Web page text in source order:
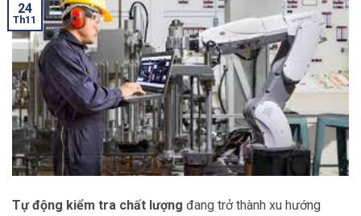
24
Th11
Tự động kiểm tra chất lượng đang trở thành xu hướng